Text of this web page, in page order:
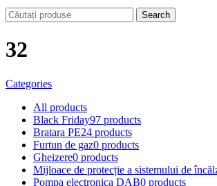
Search
32
Categories
All products
Black Friday97 products
Bratara PE24 products
Furtun de gaz0 products
Gheizere0 products
Mijloace de protecție a sistemului de
Pompa electronica DAB0 products